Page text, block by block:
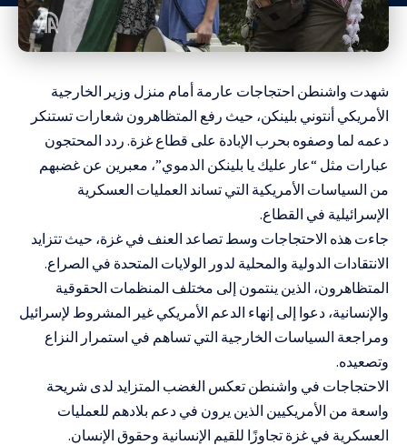
شهدت واشنطن احتجاجات عارمة أمام منزل وزير الخارجية
الأمريكي أنتوني بلينكن، حيث رفع المتظاهرون شعارات تستنكر
دعمه لما وصفوه بحرب الإبادة على قطاع غزة. ردد المحتجون
عبارات مثل “عار عليك يا بلينكن الدموي”، معبرين عن غضبهم
من السياسات الأمريكية التي تساند العمليات العسكرية
الإسرائيلية في القطاع.
جاءت هذه الاحتجاجات وسط تصاعد العنف في غزة، حيث تتزايد
الانتقادات الدولية والمحلية لدور الولايات المتحدة في الصراع.
المتظاهرون، الذين ينتمون إلى مختلف المنظمات الحقوقية
والإنسانية، دعوا إلى إنهاء الدعم الأمريكي غير المشروط لإسرائيل
ومراجعة السياسات الخارجية التي تساهم في استمرار النزاع
وتصعيده.
الاحتجاجات في واشنطن تعكس الغضب المتزايد لدى شريحة
واسعة من الأمريكيين الذين يرون في دعم بلادهم للعمليات
العسكرية في غزة تجاوزًا للقيم الإنسانية وحقوق الإنسان.